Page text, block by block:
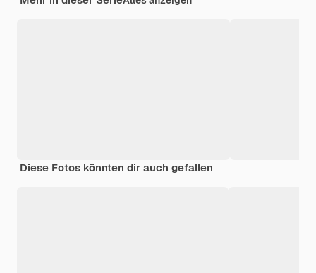
Diese Fotos könnten dir auch gefallen